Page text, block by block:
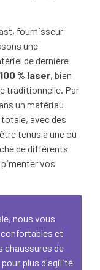
fournisseur
une
de dernière
% laser, bien
traditionnelle. Par
un matériau
avec des
tenus à une ou
de différents
vos
nous vous
et
chaussures de
plus d'agilité